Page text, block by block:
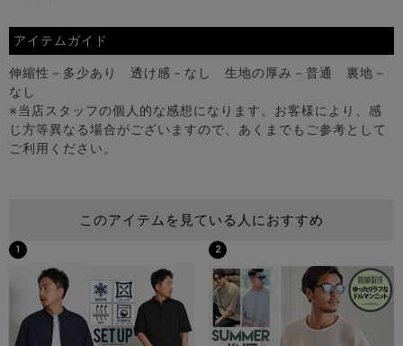
アイテムガイド
伸縮性－多少あり 透け感－なし 生地の厚み－普通 裏地－
なし
※当店スタッフの個人的な感想になります。お客様により、感
じ方等異なる場合がございますので、あくまでもご参考として
ご利用ください。
このアイテムを見ている人におすすめ
1 2